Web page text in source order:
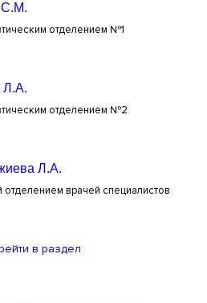
С.М.
отделением №1
Л.А.
отделением №2
Л.А.
врачей специалистов
в раздел